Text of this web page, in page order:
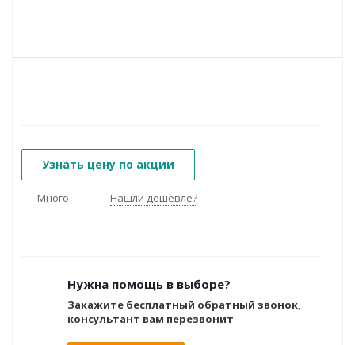
Узнать цену по акции
Много Нашли дешевле?
Нужна помощь в выборе?
Закажите бесплатный обратный звонок,
консультант вам перезвонит.